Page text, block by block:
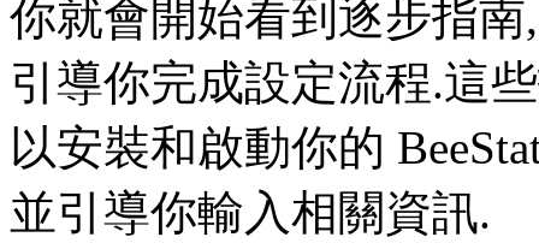
你就會開始看到逐步指南,
引導你完成設定流程.這
以安裝和啟動你的
並引導你輸入相關資訊.